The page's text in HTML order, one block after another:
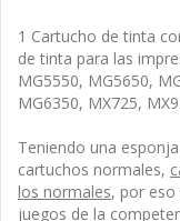
1 Cartucho de tinta
de tinta para las
MG5550, MG5650,
MG6350, MX725,
Teniendo una
cartuchos normales,
los normales, por
juegos de la